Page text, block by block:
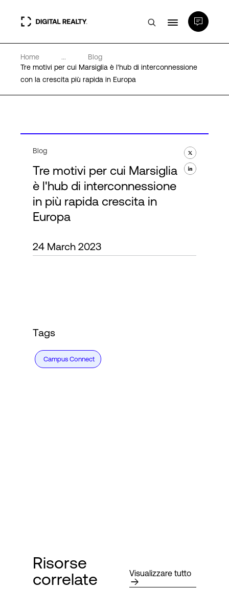
Data center
PlatformDIGITAL®
Chi Siamo
Home ...
Blog
Tre motivi per cui Marsiglia è l'hub di interconnessione
con la crescita più rapida in Europa
Blog
Tre motivi per cui Marsiglia
è l'hub di interconnessione
in più rapida crescita in
Europa
24 March 2023
Tags
Campus Connect
Risorse
correlate
Visualizzare tutto